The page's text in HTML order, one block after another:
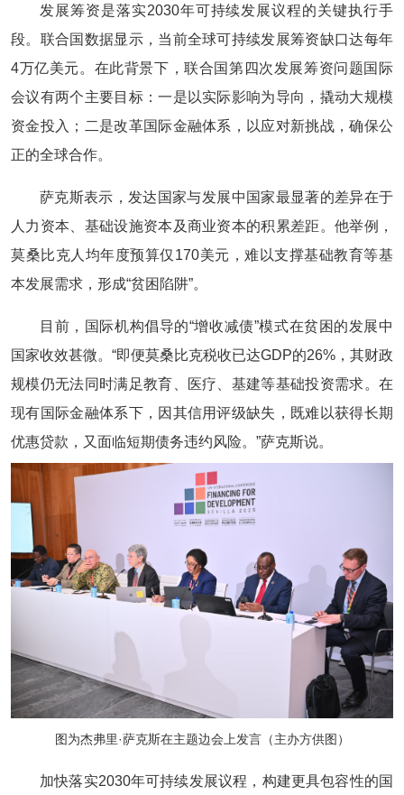
发展筹资是落实2030年可持续发展议程的关键执行手
段。联合国数据显示，当前全球可持续发展筹资缺口达每年
4万亿美元。在此背景下，联合国第四次发展筹资问题国际
会议有两个主要目标：一是以实际影响为导向，撬动大规模
资金投入；二是改革国际金融体系，以应对新挑战，确保公
正的全球合作。
萨克斯表示，发达国家与发展中国家最显著的差异在于
人力资本、基础设施资本及商业资本的积累差距。他举例，
莫桑比克人均年度预算仅170美元，难以支撑基础教育等基
本发展需求，形成“贫困陷阱”。
目前，国际机构倡导的“增收减债”模式在贫困的发展中
国家收效甚微。“即便莫桑比克税收已达GDP的26%，其财政
规模仍无法同时满足教育、医疗、基建等基础投资需求。在
现有国际金融体系下，因其信用评级缺失，既难以获得长期
优惠贷款，又面临短期债务违约风险。”萨克斯说。
图为杰弗里·萨克斯在主题边会上发言（主办方供图）
加快落实2030年可持续发展议程，构建更具包容性的国